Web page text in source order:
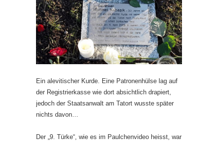
Ein alevitischer Kurde. Eine Patronenhülse lag auf
der Registrierkasse wie dort absichtlich drapiert,
jedoch der Staatsanwalt am Tatort wusste später
nichts davon…
Der „9. Türke“, wie es im Paulchenvideo heisst, war